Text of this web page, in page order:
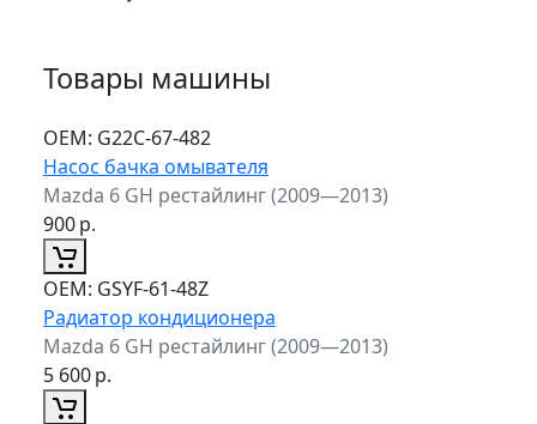
Товары машины
ОЕМ: G22C-67-482
Насос бачка омывателя
Mazda 6 GH рестайлинг (2009—2013)
900р.
ОЕМ: GSYF-61-48Z
Радиатор кондиционера
Mazda 6 GH рестайлинг (2009—2013)
5 600р.